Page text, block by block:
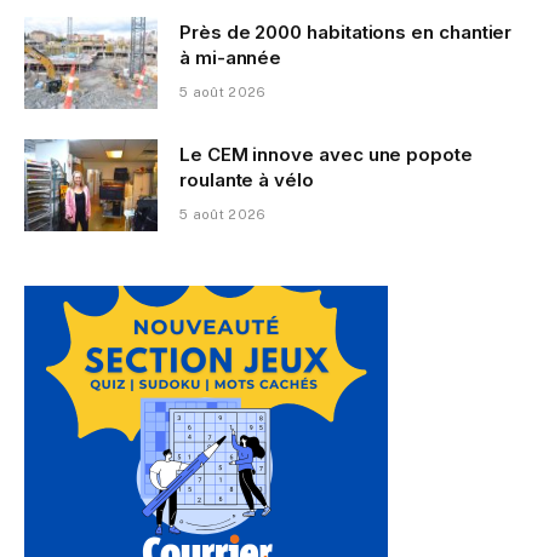
Près de 2000 habitations en chantier
à mi-année
5 août 2026
Le CEM innove avec une popote
roulante à vélo
5 août 2026